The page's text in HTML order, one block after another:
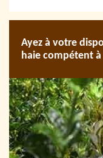
Ayez à votre
haie compétent à